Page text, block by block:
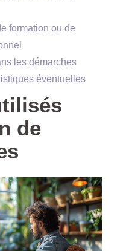
formation ou de
les démarches
éventuelles
de